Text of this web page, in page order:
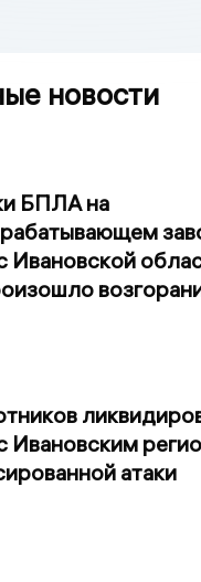
новости
БПЛА на
Ивановской
Ивановским
атаки